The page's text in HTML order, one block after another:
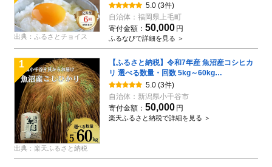
出典：ふるさとチョイス
5.0 (3件)
自治体： 福岡県上毛町
寄付金額： 50,000 円
ふるなびで詳細を見る ＞
1
出典：楽天ふるさと納税
【ふるさと納税】令和7年産 魚沼産コシヒカ
リ 選べる数量・回数 5kg～60kg
5kg/10kg/15kg/30kg/60kg 毎月・隔月 定期
便 世界一の四尺玉の町片貝町 (有)米萬商店 |
白米 精米 お米 魚沼 新潟県産 新米 先行予約
新米予約【0002-KM00SV00-01】
5.0 (3件)
自治体： 新潟県小千谷市
寄付金額： 50,000 円
楽天ふるさと納税で詳細を見る ＞